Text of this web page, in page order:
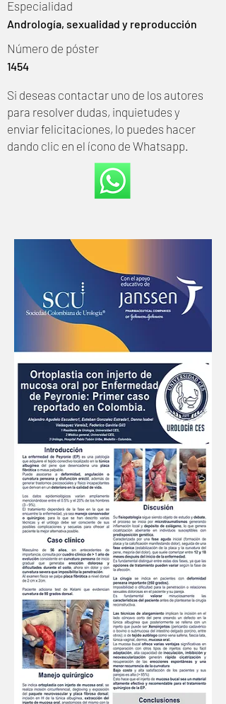
Especialidad
Andrología, sexualidad y reproducción
Número de póster
1454
Si deseas contactar uno de los autores
para resolver dudas, inquietudes y
enviar felicitaciones, lo puedes hacer
dando clic en el ícono de Whatsapp.